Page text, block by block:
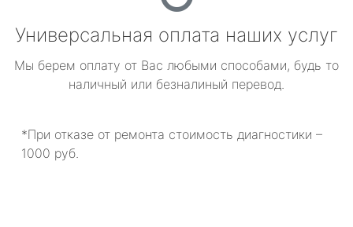
Универсальная оплата наших услуг
Мы берем оплату от Вас любыми способами, будь то
наличный или безналиный перевод.
*При отказе от ремонта стоимость диагностики –
1000 руб.